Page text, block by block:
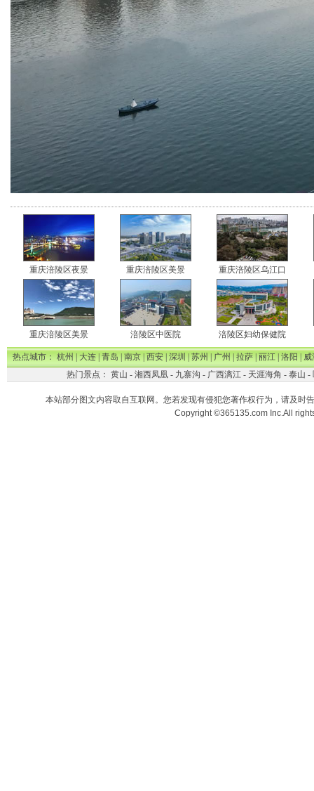
重庆涪陵区夜景 重庆涪陵区美景 重庆涪陵区乌江口
重庆涪陵区美景 涪陵区中医院 涪陵区妇幼保健院
热点城市：杭州|大连|青岛|南京|西安|深圳|苏州|广州|拉萨|丽江|洛阳|威
热门景点： 黄山 - 湘西凤凰- 九寨沟 - 广西漓江- 天涯海角 - 泰山 -
本站部分图文内容取自互联网。您若发现有侵犯您著作权行为，请及时
Copyright ©365135.com Inc.All